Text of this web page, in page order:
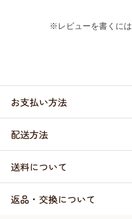
※レビューを書くには
お支払い方法
配送方法
送料について
返品・交換について